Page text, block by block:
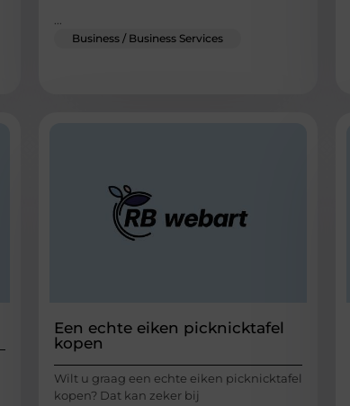
Business / Business Services
Een echte eiken picknicktafel
kopen
Wilt u graag een echte eiken picknicktafel
kopen? Dat kan zeker bij